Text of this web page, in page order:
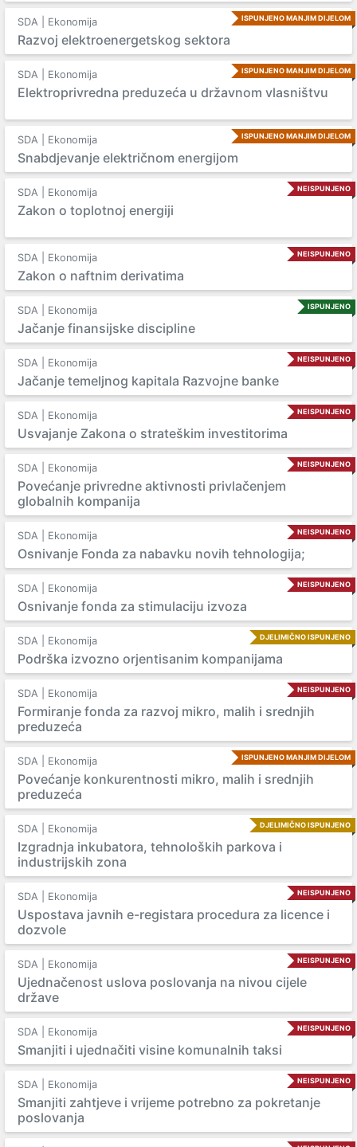
ISPUNJENO MANJIM DIJELOM
SDA | Ekonomija
Razvoj elektroenergetskog sektora
ISPUNJENO MANJIM DIJELOM
SDA | Ekonomija
Elektroprivredna preduzeća u državnom vlasništvu
ISPUNJENO MANJIM DIJELOM
SDA | Ekonomija
Snabdjevanje električnom energijom
NEISPUNJENO
SDA | Ekonomija
Zakon o toplotnoj energiji
NEISPUNJENO
SDA | Ekonomija
Zakon o naftnim derivatima
ISPUNJENO
SDA | Ekonomija
Jačanje finansijske discipline
NEISPUNJENO
SDA | Ekonomija
Jačanje temeljnog kapitala Razvojne banke
NEISPUNJENO
SDA | Ekonomija
Usvajanje Zakona o strateškim investitorima
NEISPUNJENO
SDA | Ekonomija
Povećanje privredne aktivnosti privlačenjem
globalnih kompanija
NEISPUNJENO
SDA | Ekonomija
Osnivanje Fonda za nabavku novih tehnologija;
NEISPUNJENO
SDA | Ekonomija
Osnivanje fonda za stimulaciju izvoza
DJELIMIČNO ISPUNJENO
SDA | Ekonomija
Podrška izvozno orjentisanim kompanijama
NEISPUNJENO
SDA | Ekonomija
Formiranje fonda za razvoj mikro, malih i srednjih
preduzeća
ISPUNJENO MANJIM DIJELOM
SDA | Ekonomija
Povećanje konkurentnosti mikro, malih i srednjih
preduzeća
DJELIMIČNO ISPUNJENO
SDA | Ekonomija
Izgradnja inkubatora, tehnoloških parkova i
industrijskih zona
NEISPUNJENO
SDA | Ekonomija
Uspostava javnih e-registara procedura za licence i
dozvole
NEISPUNJENO
SDA | Ekonomija
Ujednačenost uslova poslovanja na nivou cijele
države
NEISPUNJENO
SDA | Ekonomija
Smanjiti i ujednačiti visine komunalnih taksi
NEISPUNJENO
SDA | Ekonomija
Smanjiti zahtjeve i vrijeme potrebno za pokretanje
poslovanja